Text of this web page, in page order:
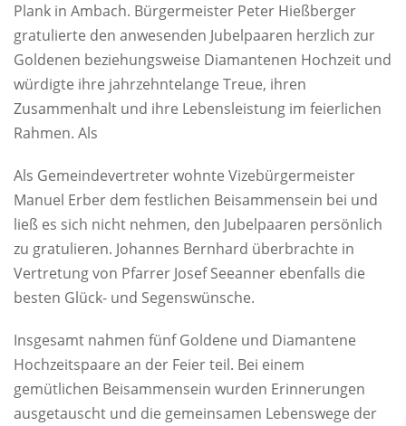
Plank in Ambach. Bürgermeister Peter Hießberger
gratulierte den anwesenden Jubelpaaren herzlich zur
Goldenen beziehungsweise Diamantenen Hochzeit und
würdigte ihre jahrzehntelange Treue, ihren
Zusammenhalt und ihre Lebensleistung im feierlichen
Rahmen. Als
Als Gemeindevertreter wohnte Vizebürgermeister
Manuel Erber dem festlichen Beisammensein bei und
ließ es sich nicht nehmen, den Jubelpaaren persönlich
zu gratulieren. Johannes Bernhard überbrachte in
Vertretung von Pfarrer Josef Seeanner ebenfalls die
besten Glück- und Segenswünsche.
Insgesamt nahmen fünf Goldene und Diamantene
Hochzeitspaare an der Feier teil. Bei einem
gemütlichen Beisammensein wurden Erinnerungen
ausgetauscht und die gemeinsamen Lebenswege der